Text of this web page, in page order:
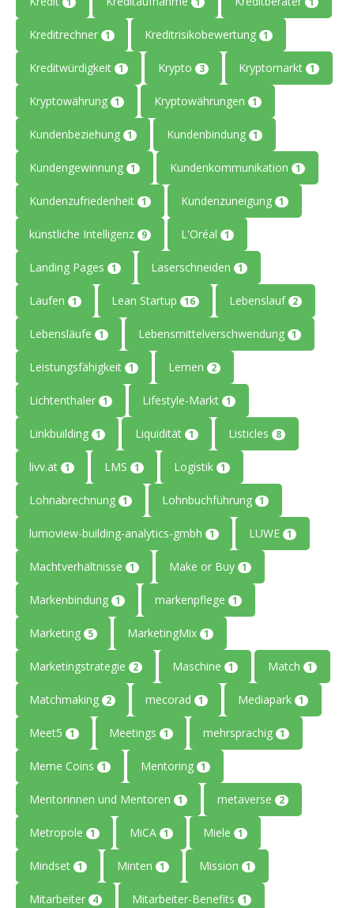
Kreditrechner 1 Kreditrisikobewertung 1
Kreditwürdigkeit 1 Krypto 3 Kryptomarkt 1
Kryptowährung 1 Kryptowährungen 1
Kundenbeziehung 1 Kundenbindung 1
Kundengewinnung 1 Kundenkommunikation 1
Kundenzufriedenheit 1 Kundenzuneigung 1
künstliche Intelligenz 9 L'Oréal 1
Landing Pages 1 Laserschneiden 1
Laufen 1 Lean Startup 16 Lebenslauf 2
Lebensläufe 1 Lebensmittelverschwendung 1
Leistungsfähigkeit 1 Lernen 2
Lichtenthaler 1 Lifestyle-Markt 1
Linkbuilding 1 Liquidität 1 Listicles 8
livv.at 1 LMS 1 Logistik 1
Lohnabrechnung 1 Lohnbuchführung 1
lumoview-building-analytics-gmbh 1 LUWE 1
Machtverhältnisse 1 Make or Buy 1
Markenbindung 1 markenpflege 1
Marketing 5 MarketingMix 1
Marketingstrategie 2 Maschine 1 Match 1
Matchmaking 2 mecorad 1 Mediapark 1
Meet5 1 Meetings 1 mehrsprachig 1
Meme Coins 1 Mentoring 1
Mentorinnen und Mentoren 1 metaverse 2
Metropole 1 MiCA 1 Miele 1
Mindset 1 Minten 1 Mission 1
Mitarbeiter 4 Mitarbeiter-Benefits 1